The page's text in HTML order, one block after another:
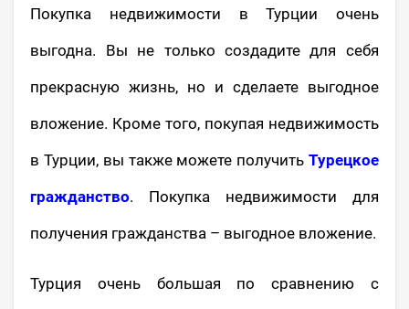
Покупка недвижимости в Турции очень
выгодна. Вы не только создадите для себя
прекрасную жизнь, но и сделаете выгодное
вложение. Кроме того, покупая недвижимость
в Турции, вы также можете получить Турецкое
гражданство. Покупка недвижимости для
получения гражданства – выгодное вложение.
Турция очень большая по сравнению с